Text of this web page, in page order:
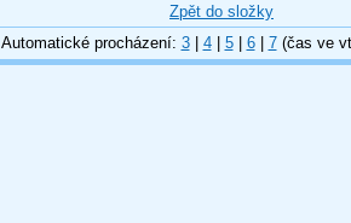
Zpět do složky
Automatické procházení: 3| 4| 5| 6| 7(čas ve